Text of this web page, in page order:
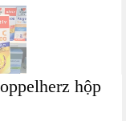
hộp